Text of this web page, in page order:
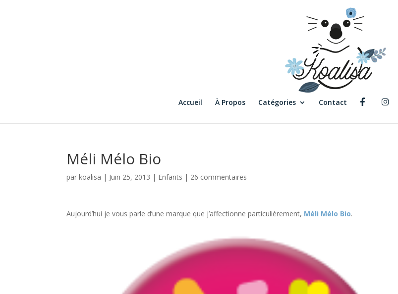
Accueil À Propos Catégories Contact
Méli Mélo Bio
parkoalisa | Juin 25, 2013 | Enfants | 26 commentaires
Aujourd’hui je vous parle d’une marque que j’affectionne particulièrement, Méli Mélo Bio.